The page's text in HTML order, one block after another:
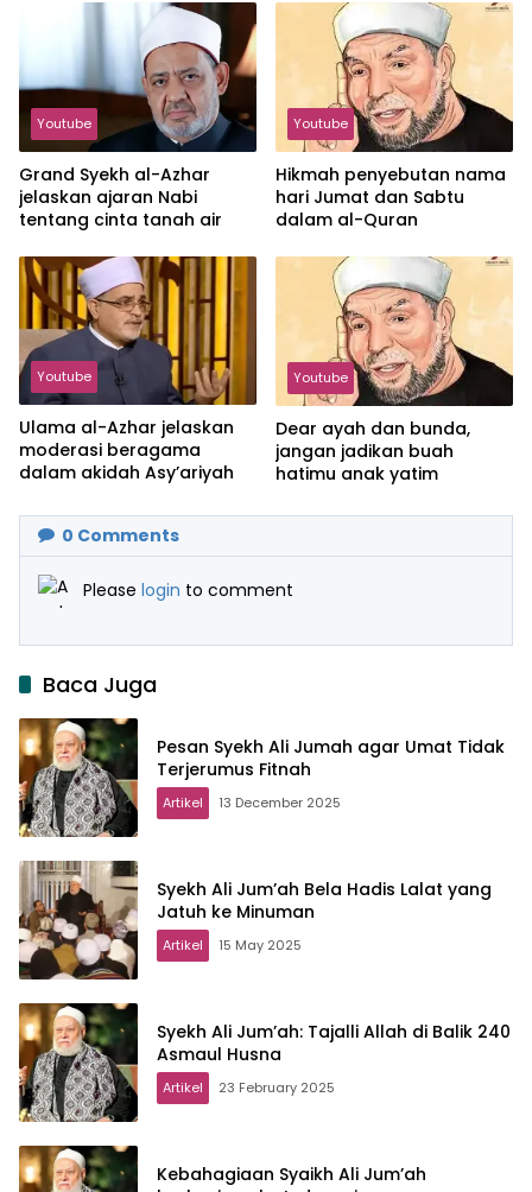
sesama muslim
Youtube
Grand Syekh al-Azhar
jelaskan ajaran Nabi
tentang cinta tanah air
Youtube
Hikmah penyebutan nama
hari Jumat dan Sabtu
dalam al-Quran
Youtube
Ulama al-Azhar jelaskan
moderasi beragama
dalam akidah Asy’ariyah
Youtube
Dear ayah dan bunda,
jangan jadikan buah
hatimu anak yatim
0 Comments
Please login to comment
Baca Juga
Pesan Syekh Ali Jumah agar Umat Tidak
Terjerumus Fitnah
Artikel 13 December 2025
Syekh Ali Jum’ah Bela Hadis Lalat yang
Jatuh ke Minuman
Artikel 15 May 2025
Syekh Ali Jum’ah: Tajalli Allah di Balik 240
Asmaul Husna
Artikel 23 February 2025
Kebahagiaan Syaikh Ali Jum’ah